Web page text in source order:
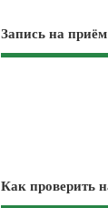
Запись на
Как проверить